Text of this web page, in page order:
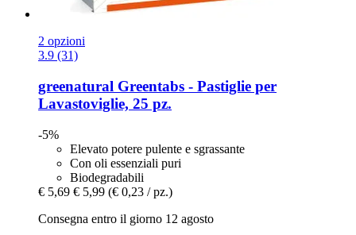
2 opzioni
3.9 (31)
greenatural Greentabs -​ Pastiglie per
Lavastoviglie, 25 pz.
-5%
Elevato potere pulente e sgrassante
Con oli essenziali puri
Biodegradabili
€ 5,69 € 5,99 (€ 0,23 / pz.)
Consegna entro il giorno 12 agosto